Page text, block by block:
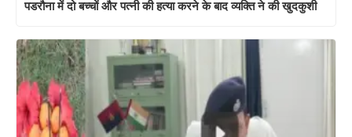
पडरौना में दो बच्चों और पत्नी की हत्या करने के बाद व्यक्ति ने की खुदकुशी